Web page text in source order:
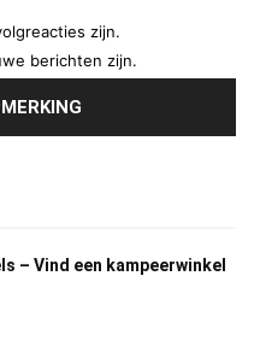
zijn.
berichten zijn.
– Vind een kampeerwinkel